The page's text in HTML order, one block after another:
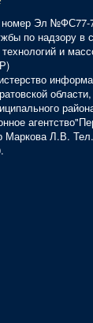
номер Эл №ФС77-
по надзору в
и
Маркова Л.В.